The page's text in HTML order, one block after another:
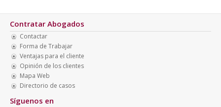
Contratar Abogados
Contactar
Forma de Trabajar
Ventajas para el cliente
Opinión de los clientes
Mapa Web
Directorio de casos
Síguenos en